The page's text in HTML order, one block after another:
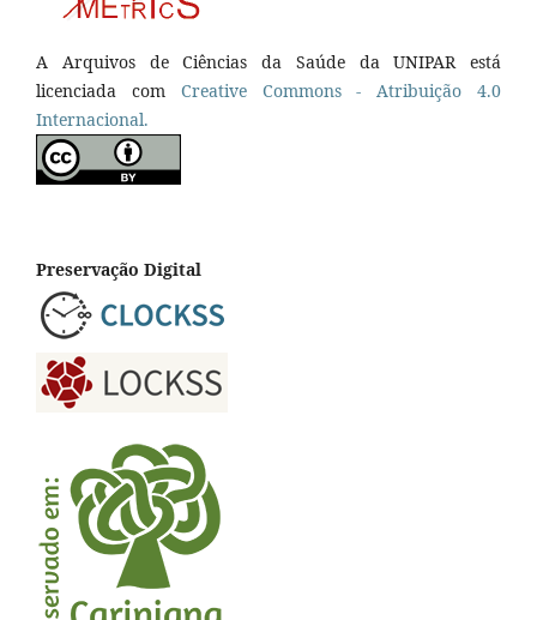
A Arquivos de Ciências da Saúde da UNIPAR está
licenciada com Creative Commons - Atribuição 4.0
Internacional.
Preservação Digital